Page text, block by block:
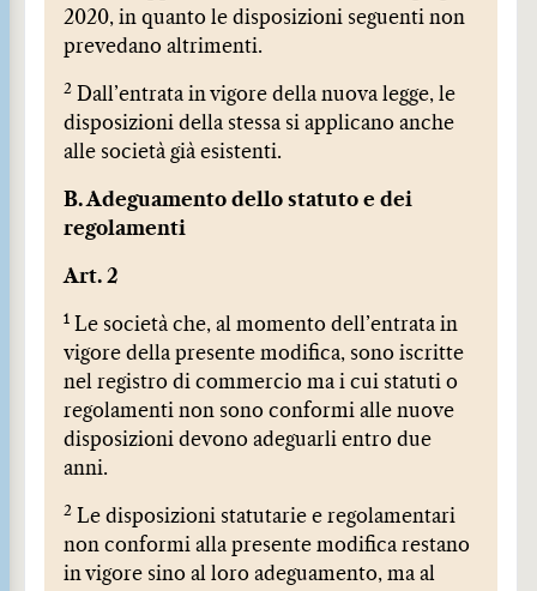
2020, in quanto le disposizioni seguenti non
prevedano altrimenti.
2 Dall’entrata in vigore della nuova legge, le
disposizioni della stessa si applicano anche
alle società già esistenti.
B. Adeguamento dello statuto e dei
regolamenti
Art. 2
1
Le società che, al momento dell’entrata in
vigore della presente modifica, sono iscritte
nel registro di commercio ma i cui statuti o
regolamenti non sono conformi alle nuove
disposizioni devono adeguarli entro due
anni.
2
Le disposizioni statutarie e regolamentari
non conformi alla presente modifica restano
in vigore sino al loro adeguamento, ma al